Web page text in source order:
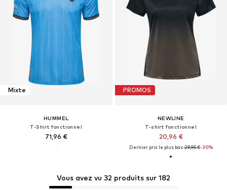
Mixte
HUMMEL
T-Shirt fonctionnel
71,96 €
PROMOS
NEWLINE
T-shirt fonctionnel
20,96 €
Dernier prix le plus bas :29,95 €-30%
Vous avez vu 32 produits sur 182